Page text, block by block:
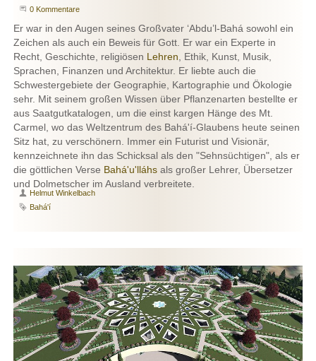
Beginne eine Unterhaltung
0 Kommentare
Er war in den Augen seines Großvater ‘Abdu’l-Bahá sowohl ein
Zeichen als auch ein Beweis für Gott. Er war ein Experte in
Recht, Geschichte, religiösen Lehren , Ethik, Kunst, Musik,
Sprachen, Finanzen und Architektur. Er liebte auch die
Schwestergebiete der Geographie, Kartographie und Ökologie
sehr. Mit seinem großen Wissen über Pflanzenarten bestellte er
aus Saatgutkatalogen, um die einst kargen Hänge des Mt.
Carmel, wo das Weltzentrum des Bahá'í-Glaubens heute seinen
Sitz hat, zu verschönern. Immer ein Futurist und Visionär,
kennzeichnete ihn das Schicksal als den "Sehnsüchtigen", als er
die göttlichen Verse Bahá'u'lláhs als großer Lehrer, Übersetzer
und Dolmetscher im Ausland verbreitete.
Autor
Helmut Winkelbach
Schlagwort
Bahá'í